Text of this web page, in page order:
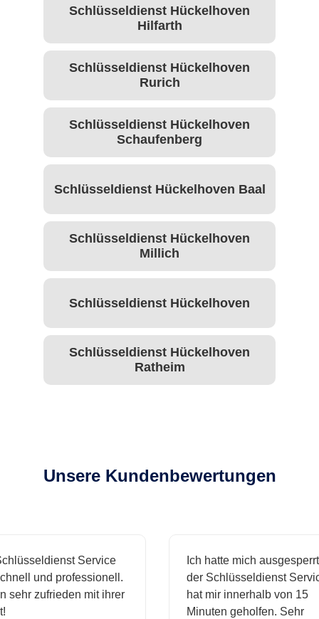
Schlüsseldienst Hückelhoven
Hilfarth
Schlüsseldienst Hückelhoven
Rurich
Schlüsseldienst Hückelhoven
Schaufenberg
Schlüsseldienst Hückelhoven Baal
Schlüsseldienst Hückelhoven
Millich
Schlüsseldienst Hückelhoven
Schlüsseldienst Hückelhoven
Ratheim
Unsere Kundenbewertungen
Service
und professionell.
zufrieden mit ihrer
Ich hatte mich ausgesperrt
der Schlüsseldienst Service
hat mir innerhalb von 15
Minuten geholfen. Sehr